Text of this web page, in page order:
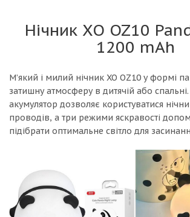
Нічник XO OZ10
1200 mAh
М’який і милий нічник XO OZ10 у формі
затишну атмосферу в дитячій або
акумулятор дозволяє користуватися
проводів, а три режими яскравості
підібрати оптимальне світло для